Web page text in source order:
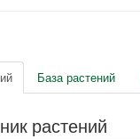
База растений
растений